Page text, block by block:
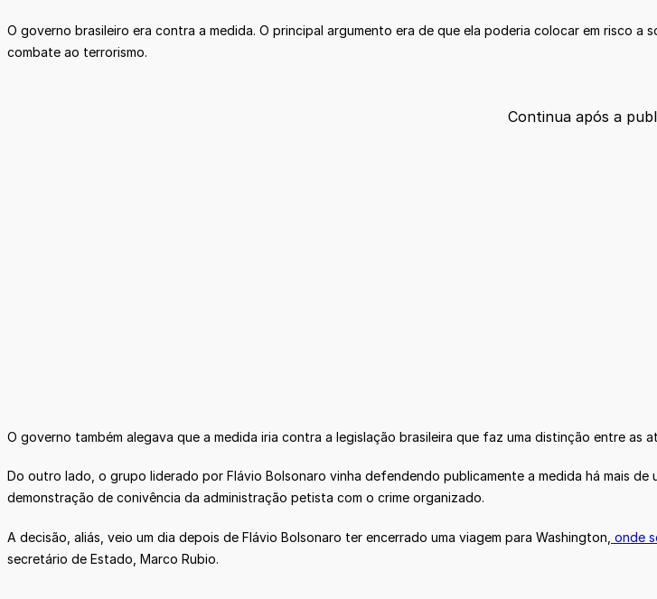
O governo brasileiro era contra a medida. O principal argumento era de que ela poderia colocar em risco
combate ao terrorismo.
Continua após a
O governo também alegava que a medida iria contra a legislação brasileira que faz uma distinção entre as
Do outro lado, o grupo liderado por Flávio Bolsonaro vinha defendendo publicamente a medida há mais
demonstração de conivência da administração petista com o crime organizado.
A decisão, aliás, veio um dia depois de Flávio Bolsonaro ter encerrado uma viagem para Washington, onde
secretário de Estado, Marco Rubio.